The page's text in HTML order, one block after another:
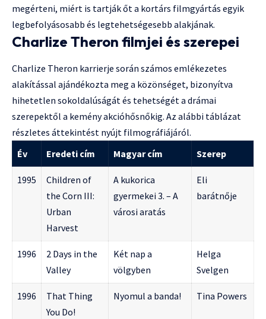
megérteni, miért is tartják őt a kortárs filmgyártás egyik
legbefolyásosabb és legtehetségesebb alakjának.
Charlize Theron filmjei és szerepei
Charlize Theron karrierje során számos emlékezetes
alakítással ajándékozta meg a közönséget, bizonyítva
hihetetlen sokoldalúságát és tehetségét a drámai
szerepektől a kemény akcióhősnőkig. Az alábbi táblázat
részletes áttekintést nyújt filmográfiájáról.
Év
Eredeti cím Magyar cím Szerep
1995
Children of
the Corn III:
Urban
Harvest
A kukorica
gyermekei 3. – A
városi aratás
Eli
barátnője
1996
2 Days in the
Valley
Két nap a
völgyben
Helga
Svelgen
1996
That Thing
You Do!
Nyomul a banda! Tina Powers